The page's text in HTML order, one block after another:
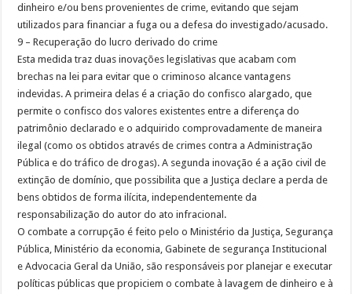
dinheiro e/ou bens provenientes de crime, evitando que sejam
utilizados para financiar a fuga ou a defesa do investigado/acusado.
9 – Recuperação do lucro derivado do crime
Esta medida traz duas inovações legislativas que acabam com
brechas na lei para evitar que o criminoso alcance vantagens
indevidas. A primeira delas é a criação do confisco alargado, que
permite o confisco dos valores existentes entre a diferença do
patrimônio declarado e o adquirido comprovadamente de maneira
ilegal (como os obtidos através de crimes contra a Administração
Pública e do tráfico de drogas). A segunda inovação é a ação civil de
extinção de domínio, que possibilita que a Justiça declare a perda de
bens obtidos de forma ilícita, independentemente da
responsabilização do autor do ato infracional.
O combate a corrupção é feito pelo o Ministério da Justiça, Segurança
Pública, Ministério da economia, Gabinete de segurança Institucional
e Advocacia Geral da União, são responsáveis por planejar e executar
políticas públicas que propiciem o combate à lavagem de dinheiro e à